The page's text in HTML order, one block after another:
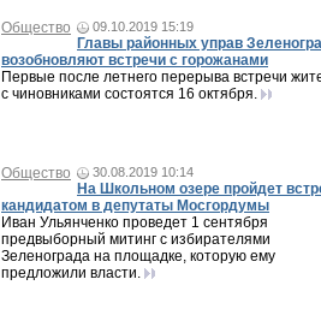
Общество 09.10.2019 15:19
Главы районных управ
возобновляют встречи с горожанами
Первые после летнего перерыва встречи
с чиновниками состоятся 16 октября.
Общество 30.08.2019 10:14
На Школьном озере пройдет
кандидатом в депутаты Мосгордумы
Иван Ульянченко проведет 1 сентября
предвыборный митинг с избирателями
Зеленограда на площадке, которую ему
предложили власти.